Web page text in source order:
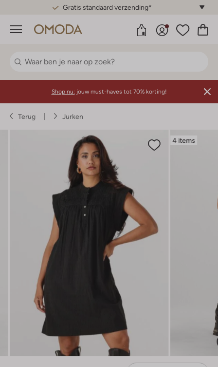
Gratis standaard verzending*
Menu
Shop nu: jouw must-haves tot 70% korting!
Terug Jurken
4 items